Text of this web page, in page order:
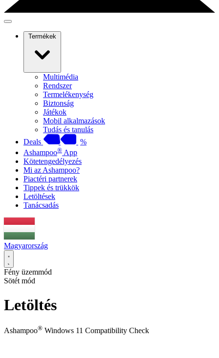
Termékek
Multimédia
Rendszer
Termelékenység
Biztonság
Játékok
Mobil alkalmazások
Tudás és tanulás
Deals
%
Ashampoo® App
Kötetengedélyezés
Mi az Ashampoo?
Piactéri partnerek
Tippek és trükkök
Letöltések
Tanácsadás
Magyarország
Fény üzemmód
Sötét mód
Letöltés
Ashampoo® Windows 11 Compatibility Check